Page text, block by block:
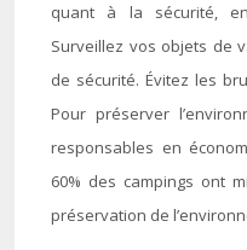
quant à la sécurité,
Surveillez vos objets de
de sécurité. Évitez les
Pour préserver
responsables en
60% des campings ont
préservation de